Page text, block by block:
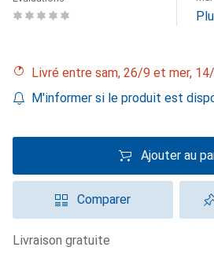
Livré entre sam, 26/9 et mer,
M'informer si le produit est
Ajouter au
Comparer
livraison gratuite